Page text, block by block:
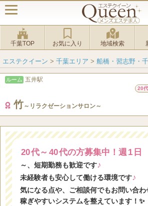
千葉TOP お気に入り 地域検索
エステクイーン > 千葉エリア > 船橋・習志野・
ルーム 五井駅
20
竹～リラクゼーションサロン～
20代～ 40代の方募集中！週1 日
～、短期勤務も歓迎です♪
未経験者も安心して働ける環境です♪
気になる点や、ご相談何でもお問い合わ
稼ぎやすいシステムを整えています！✨